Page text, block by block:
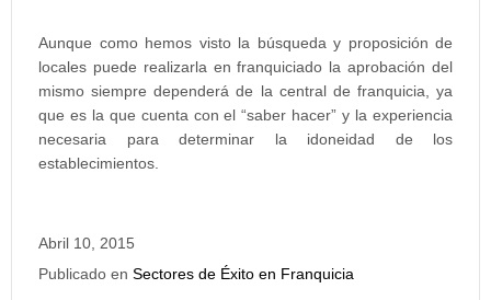
Aunque como hemos visto la búsqueda y proposición de
locales puede realizarla en franquiciado la aprobación del
mismo siempre dependerá de la central de franquicia, ya
que es la que cuenta con el “saber hacer” y la experiencia
necesaria para determinar la idoneidad de los
establecimientos.
Abril 10, 2015
Publicado en Sectores de Éxito en Franquicia